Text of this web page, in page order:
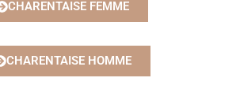
CHARENTAISE FEMME
CHARENTAISE HOMME